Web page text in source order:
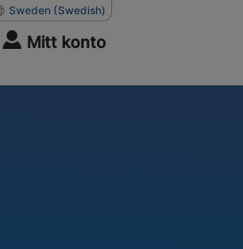
Sweden (Swedish)
Mitt konto